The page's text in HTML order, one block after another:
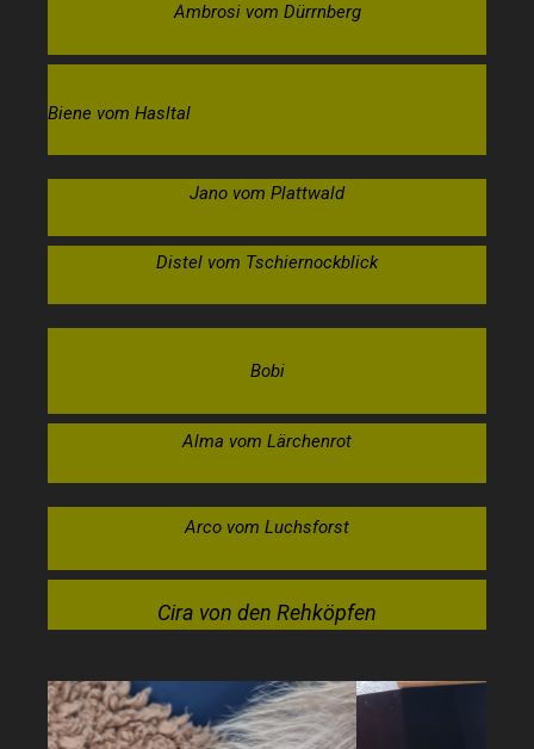
Ambrosi vom Dürrnberg
Biene vom Hasltal
Jano vom Plattwald
Distel vom Tschiernockblick
Bobi
Alma vom Lärchenrot
Arco vom Luchsforst
Cira von den Rehköpfen